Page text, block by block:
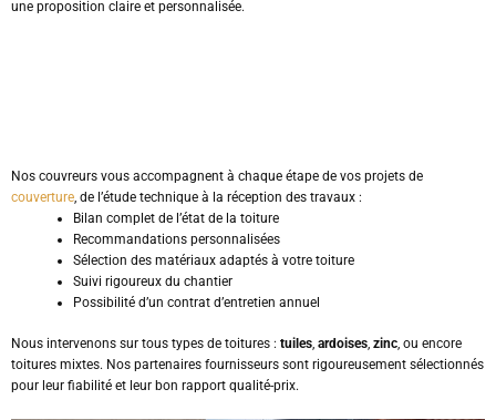
une proposition claire et personnalisée.
Nos couvreurs vous accompagnent à chaque étape de vos projets de
couverture, de l’étude technique à la réception des travaux :
Bilan complet de l’état de la toiture
Recommandations personnalisées
Sélection des matériaux adaptés à votre toiture
Suivi rigoureux du chantier
Possibilité d’un contrat d’entretien annuel
Nous intervenons sur tous types de toitures : tuiles, ardoises, zinc, ou encore
toitures mixtes. Nos partenaires fournisseurs sont rigoureusement sélectionnés
pour leur fiabilité et leur bon rapport qualité-prix.